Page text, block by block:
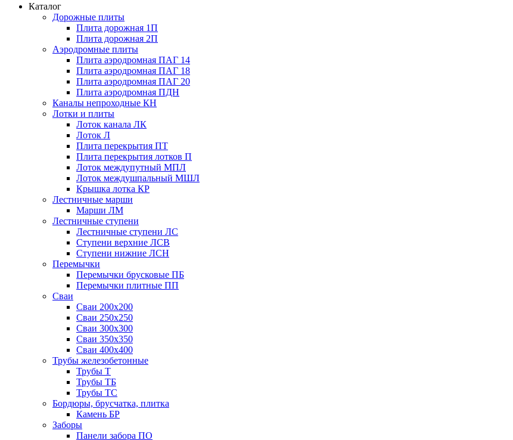
Каталог
Дорожные плиты
Плита дорожная 1П
Плита дорожная 2П
Аэродромные плиты
Плита аэродромная ПАГ 14
Плита аэродромная ПАГ 18
Плита аэродромная ПАГ 20
Плита аэродромная ПДН
Каналы непроходные КН
Лотки и плиты
Лоток канала ЛК
Лоток Л
Плита перекрытия ПТ
Плита перекрытия лотков П
Лоток междупутный МПЛ
Лоток междушпальный МШЛ
Крышка лотка КР
Лестничные марши
Марши ЛМ
Лестничные ступени
Лестничные ступени ЛС
Ступени верхние ЛСВ
Ступени нижние ЛСН
Перемычки
Перемычки брусковые ПБ
Перемычки плитные ПП
Сваи
Сваи 200х200
Сваи 250х250
Сваи 300х300
Сваи 350х350
Сваи 400х400
Трубы железобетонные
Трубы Т
Трубы ТБ
Трубы ТС
Бордюры, брусчатка, плитка
Камень БР
Заборы
Панели забора ПО